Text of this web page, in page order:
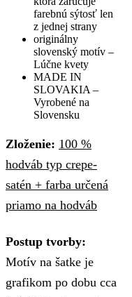
farebnú sýtosť len
z jednej strany
originálny
slovenský motív –
Lúčne kvety
MADE IN
SLOVAKIA –
Vyrobené na
Slovensku
Zloženie: 100 %
hodváb typ crepe-
satén + farba určená
priamo na hodváb
Postup tvorby:
Motív na šatke je
grafikom po dobu cca